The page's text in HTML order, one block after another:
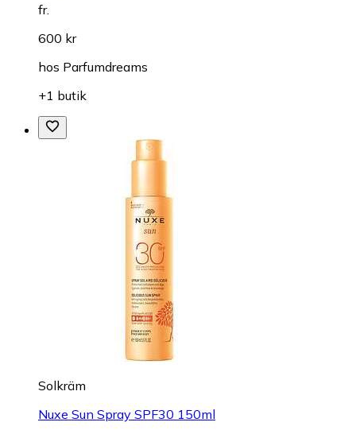
fr.
600 kr
hos Parfumdreams
+1 butik
Solkräm
Nuxe Sun Spray SPF30 150ml